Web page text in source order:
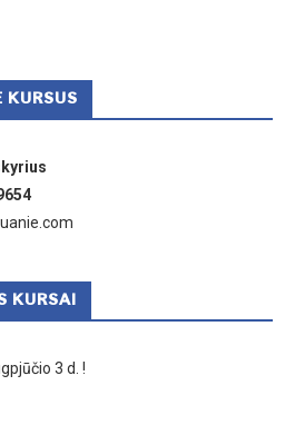
KURSAI
3 d. !